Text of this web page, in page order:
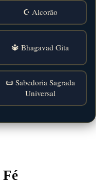
☪️ Alcorão
🔱 Bhagavad Gita
📜 Sabedoria Sagrada
Universal